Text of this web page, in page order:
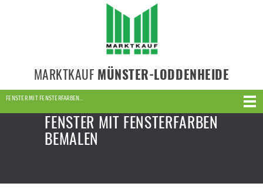
MARKTKAUF MÜNSTER-LODDENHEIDE
FENSTER MIT FENSTERFARBEN…
FENSTER MIT FENSTERFARBEN
BEMALEN